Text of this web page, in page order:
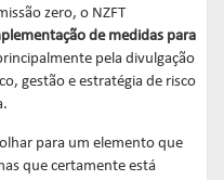
zero, o NZFT
de medidas para
pela divulgação
gestão e estratégia de risco
para um elemento que
que certamente está